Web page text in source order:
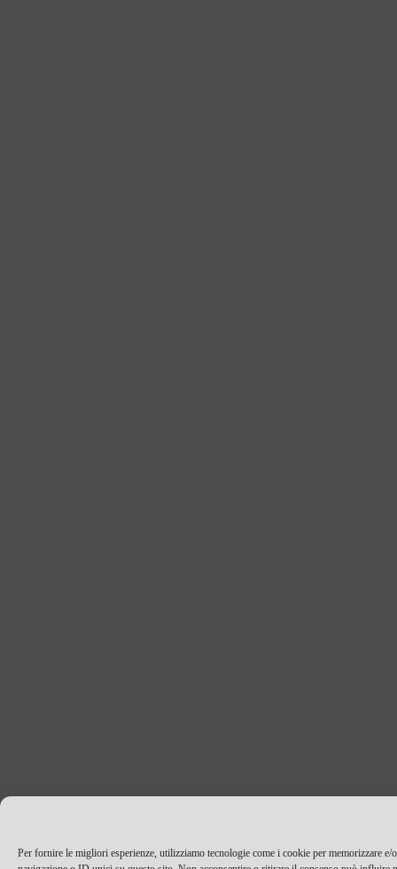
Per fornire le migliori esperienze, utilizziamo tecnologie come i cookie per memorizzare